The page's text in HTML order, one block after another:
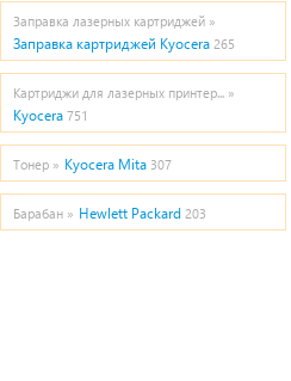
Заправка лазерных картриджей »
Заправка картриджей Kyocera 265
Картриджи для лазерных принтер... »
Kyocera 751
Тонер » Kyocera Mita 307
Барабан » Hewlett Packard 203